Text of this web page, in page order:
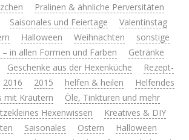
Pralinen & ähnliche Perversitäten
Saisonales und Feiertage
Valentinstag
Halloween Weihnachten
sonstige
in allen Formen und Farben
Getränke
Geschenke aus der Hexenküche
Rezept-
2016 2015 helfen & heilen
Helfendes
mit Kräutern
Öle, Tinkturen und mehr
Hexenwissen
Kreatives & DIY
Saisonales Ostern
Halloween